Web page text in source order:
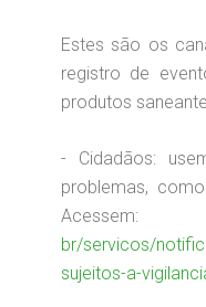
Estes são os
registro de
produtos
- Cidadãos:
problemas,
br/servicos/
sujeitos-a-